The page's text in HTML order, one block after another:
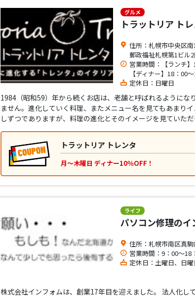
グルメ
トラットリア ト
住所：札幌市中央区南
郵政福祉札幌第1ビル
営業時間：【ランチ】
【ディナー】18：00
定休日：日曜日
1984（昭和59）年から続くお店は、老舗と呼ばれるようにな
ません。進化していく料理、またメニュー名を見てもあまり
しずつでありますが、料理の進化とそのイメージを見ていただ
トラットリア トレンタ
月～木曜日 ディナー10％OFF！
ライフ
パソコン修理のイ
住所：札幌市南区真
営業時間：9：00～18
定休日：土曜日、日
株式会社インフォムは、創業17年目を迎えました。 法人化し